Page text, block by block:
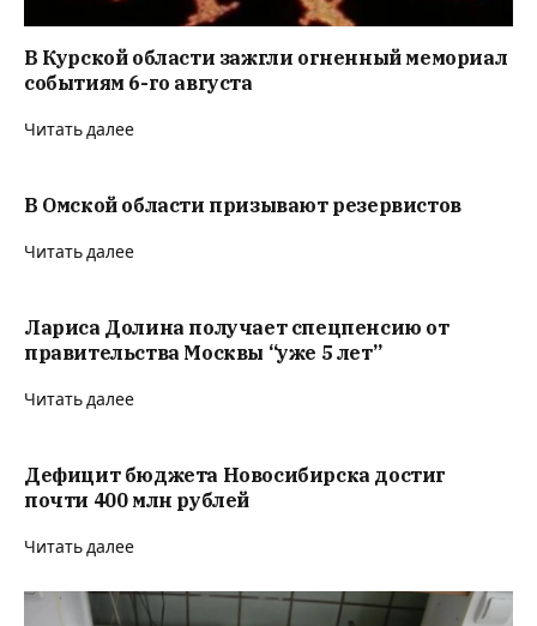
В Курской области зажгли огненный мемориал
событиям 6-го августа
Читать далее
В Омской области призывают резервистов
Читать далее
Лариса Долина получает спецпенсию от
правительства Москвы “уже 5 лет”
Читать далее
Дефицит бюджета Новосибирска достиг
почти 400 млн рублей
Читать далее